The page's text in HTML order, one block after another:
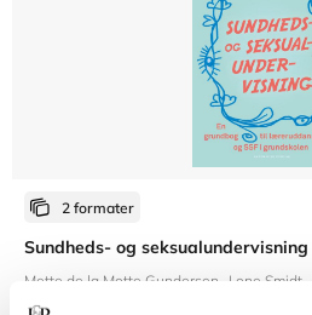
2 formater
Sundheds- og seksualundervisning
Mette de la Motte Gundersen Lone Smidt